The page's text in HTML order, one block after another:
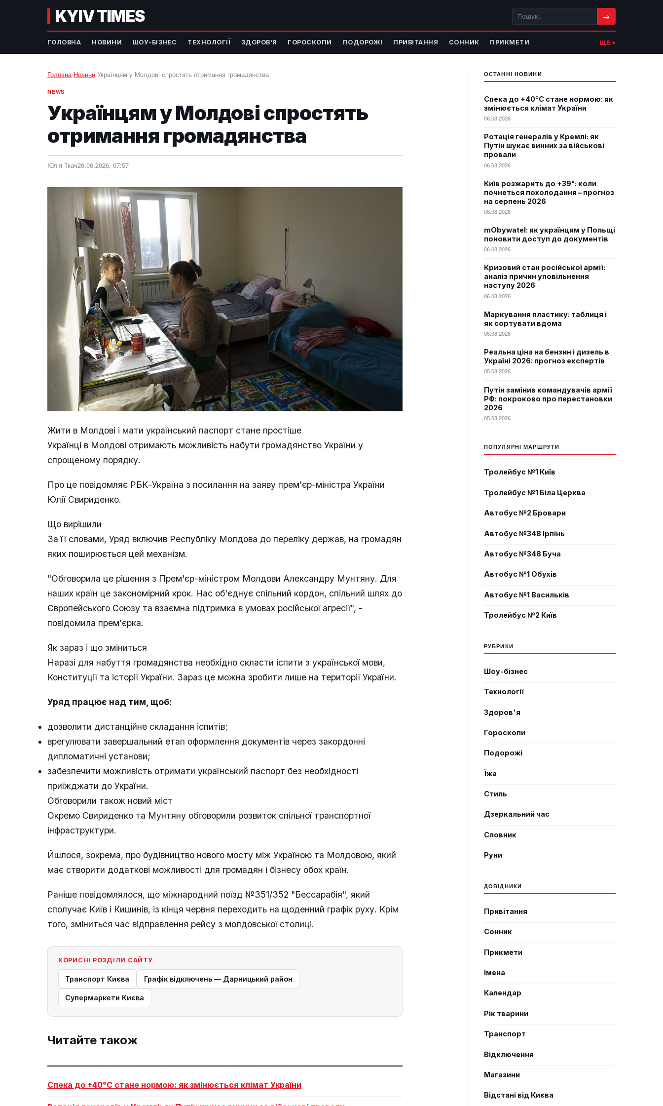
KYIV TIMES →
ГОЛОВНА НОВИНИ ШОУ-БІЗНЕС ТЕХНОЛОГІЇ ЗДОРОВ'Я ГОРОСКОПИ ПОДОРОЖІ ПРИВІТАННЯ СОННИК ПРИКМЕТИ ЩЕ ▾
Головна›Новини›Українцям у Молдові спростять отримання громадянства
NEWS
Українцям у Молдові спростять
отримання громадянства
Юлія Ткач26.06.2026, 07:57
Жити в Молдові і мати український паспорт стане простіше
Українці в Молдові отримають можливість набути громадянство України у
спрощеному порядку.
Про це повідомляє РБК-Україна з посилання на заяву прем'єр-міністра України
Юлії Свириденко.
Що вирішили
За її словами, Уряд включив Республіку Молдова до переліку держав, на громадян
яких поширюється цей механізм.
"Обговорила це рішення з Прем'єр-міністром Молдови Александру Мунтяну. Для
наших країн це закономірний крок. Нас об'єднує спільний кордон, спільний шлях до
Європейського Союзу та взаємна підтримка в умовах російської агресії", -
повідомила прем'єрка.
Як зараз і що зміниться
Наразі для набуття громадянства необхідно скласти іспити з української мови,
Конституції та історії України. Зараз це можна зробити лише на території України.
Уряд працює над тим, щоб:
дозволити дистанційне складання іспитів;
врегулювати завершальний етап оформлення документів через закордонні
дипломатичні установи;
забезпечити можливість отримати український паспорт без необхідності
приїжджати до України.
Обговорили також новий міст
Окремо Свириденко та Мунтяну обговорили розвиток спільної транспортної
інфраструктури.
Йшлося, зокрема, про будівництво нового мосту між Україною та Молдовою, який
має створити додаткові можливості для громадян і бізнесу обох країн.
Раніше повідомлялося, що міжнародний поїзд №351/352 "Бессарабія", який
сполучає Київ і Кишинів, із кінця червня переходить на щоденний графік руху. Крім
того, зміниться час відправлення рейсу з молдовської столиці.
КОРИСНІ РОЗДІЛИ САЙТУ
Транспорт Києва Графік відключень — Дарницький район
Супермаркети Києва
Читайте також
Спека до +40°C стане нормою: як змінюється клімат України
ОСТАННІ НОВИНИ
Спека до +40°C стане нормою: як
змінюється клімат України
06.08.2026
Ротація генералів у Кремлі: як
Путін шукає винних за військові
провали
06.08.2026
Київ розжарить до +39°: коли
почнеться похолодання – прогноз
на серпень 2026
06.08.2026
mObywatel: як українцям у Польщі
поновити доступ до документів
06.08.2026
Кризовий стан російської армії:
аналіз причин уповільнення
наступу 2026
06.08.2026
Маркування пластику: таблиця і
як сортувати вдома
06.08.2026
Реальна ціна на бензин і дизель в
Україні 2026: прогноз експертів
05.08.2026
Путін замінив командувачів армії
РФ: покроково про перестановки
2026
05.08.2026
ПОПУЛЯРНІ МАРШРУТИ
Тролейбус №1 Київ
Тролейбус №1 Біла Церква
Автобус №2 Бровари
Автобус №348 Ірпінь
Автобус №348 Буча
Автобус №1 Обухів
Автобус №1 Васильків
Тролейбус №2 Київ
РУБРИКИ
Шоу-бізнес
Технології
Здоров'я
Гороскопи
Подорожі
Їжа
Стиль
Дзеркальний час
Словник
Руни
ДОВІДНИКИ
Привітання
Сонник
Прикмети
Імена
Календар
Рік тварини
Транспорт
Відключення
Магазини
Відстані від Києва